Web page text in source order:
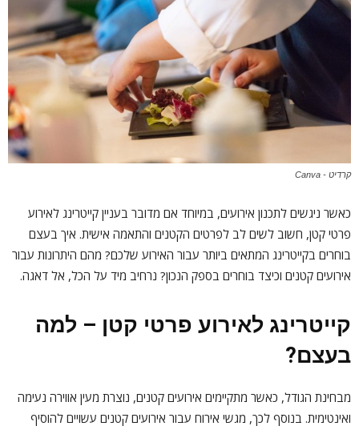
קרדיט - Canva
כאשר ניגשים לתכנון אירועים, במיוחד אם מדובר בעניין קייטרינג לאירוע
פרטי קטן, חשוב לשים לב לפרטים הקטנים והתאמה אישית. איך בעצם
בוחרים בקייטרינג המתאים ביותר עבור האירוע שלכם? מהם היתרונות עבור
אירועים קטנים וכיצד בוחרים בספק הנכון? נרחיב מיד על הכל, אל דאגה.
קייטרינג לאירוע פרטי קטן – למה
בעצם?
מבחינת הגודל, כאשר מתקיימים אירועים קטנים, נוצרת מעין אווירה נעימה
ואינטימית. בנוסף לכך, מגשי אירוח עבור אירועים קטנים עשויים להוסיף